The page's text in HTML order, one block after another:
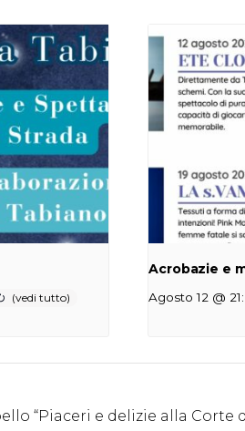
Acrobazie e
Agosto 12 @
“Piaceri e delizie alla Corte